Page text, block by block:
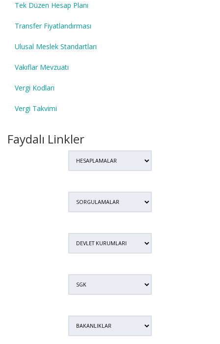
Tek Düzen Hesap Planı
Transfer Fiyatlandırması
Ulusal Meslek Standartları
Vakıflar Mevzuatı
Vergi Kodları
Vergi Takvimi
Faydalı Linkler